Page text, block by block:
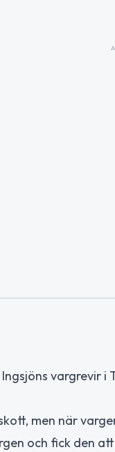
vargrevir
men när
och fick den